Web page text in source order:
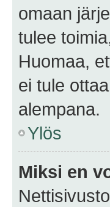
omaan
tulee
Huomaa,
ei tule
alempana.
Ylös
Miksi en